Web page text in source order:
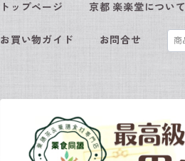
トップページ 京都 楽楽堂について
お買い物ガイド お問合せ